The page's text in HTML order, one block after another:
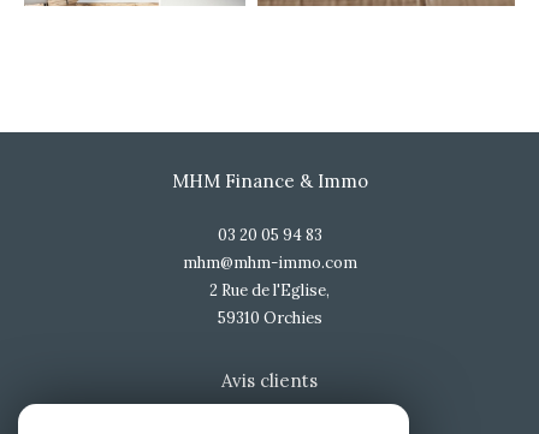
MHM Finance & Immo
03 20 05 94 83
mhm@mhm-immo.com
2 Rue de l'Eglise,
59310
orchies
Avis clients